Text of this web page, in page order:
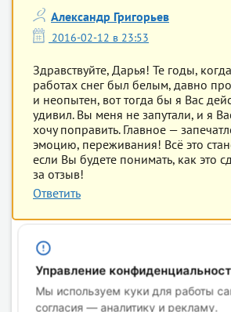
Александр Григорьев
2016-02-12 в 23:53
Здравствуйте, Дарья! Те годы,
работах снег был белым, давно
и неопытен, вот тогда бы я Вас
удивил. Вы меня не запутали, и я
хочу поправить. Главное —
эмоцию, переживания! Всё это
если Вы будете понимать, как это
за отзыв!
Ответить
Управление
Мы используем куки для работы
согласия — аналитику и рекламу.